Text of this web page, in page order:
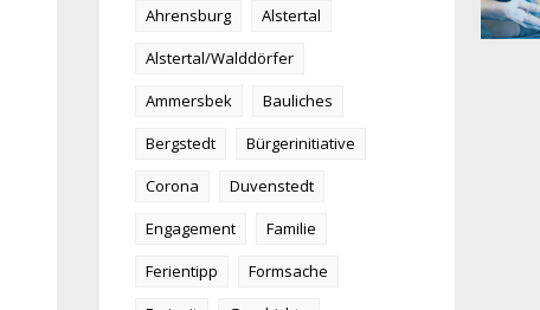
Ahrensburg
Alstertal
Alstertal/Walddörfer
Ammersbek
Bauliches
Bergstedt
Bürgerinitiative
Corona
Duvenstedt
Engagement
Familie
Ferientipp
Formsache